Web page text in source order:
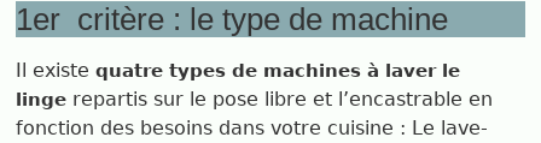
1er critère : le type de machine
Il existequatre types de machines à laver le
linge repartis sur le pose libre et l’encastrable en
fonction des besoins dans votre cuisine : Le lave-